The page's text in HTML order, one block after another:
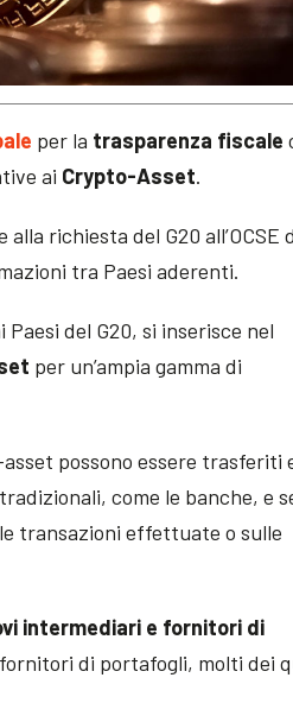
per la trasparenza fiscale
ai Crypto-Asset.
alla richiesta del G20 all’OCSE
tra Paesi aderenti.
del G20, si inserisce nel
per un’ampia gamma di
possono essere trasferiti
come le banche, e
transazioni effettuate o sulle
intermediari e fornitori di
di portafogli, molti dei